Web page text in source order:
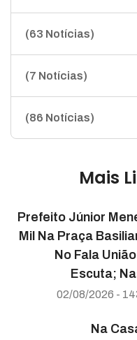
(63 Notícias)
(7 Notícias)
(86 Notícias)
Mais
Prefeito Júnior
Mil Na Praça
No Fala
Escuta;
02/08/2026 -
Na